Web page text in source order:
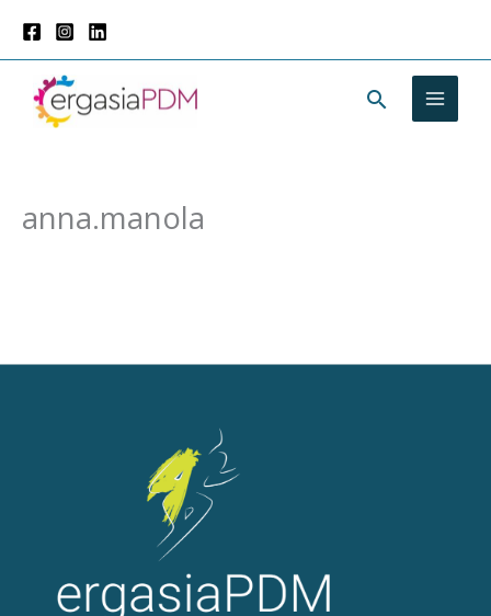
στο
περιεχόμενο
anna.manola